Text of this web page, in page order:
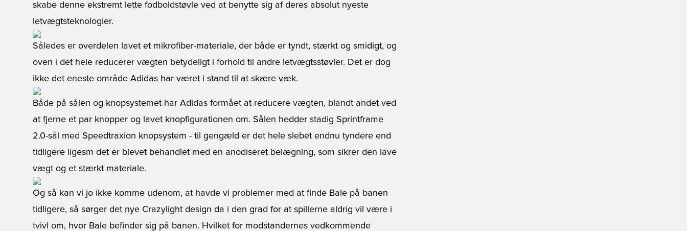
skabe denne ekstremt lette fodboldstøvle ved at benytte sig af deres absolut nyeste
letvægtsteknologier.
Således er overdelen lavet et mikrofiber-materiale, der både er tyndt, stærkt og smidigt, og
oven i det hele reducerer vægten betydeligt i forhold til andre letvægtsstøvler. Det er dog
ikke det eneste område Adidas har været i stand til at skære væk.
Både på sålen og knopsystemet har Adidas formået at reducere vægten, blandt andet ved
at fjerne et par knopper og lavet knopfigurationen om. Sålen hedder stadig Sprintframe
2.0-sål med Speedtraxion knopsystem - til gengæld er det hele slebet endnu tyndere end
tidligere ligesm det er blevet behandlet med en anodiseret belægning, som sikrer den lave
vægt og et stærkt materiale.
Og så kan vi jo ikke komme udenom, at havde vi problemer med at finde Bale på banen
tidligere, så sørger det nye Crazylight design da i den grad for at spillerne aldrig vil være i
tvivl om, hvor Bale befinder sig på banen. Hvilket for modstandernes vedkommende